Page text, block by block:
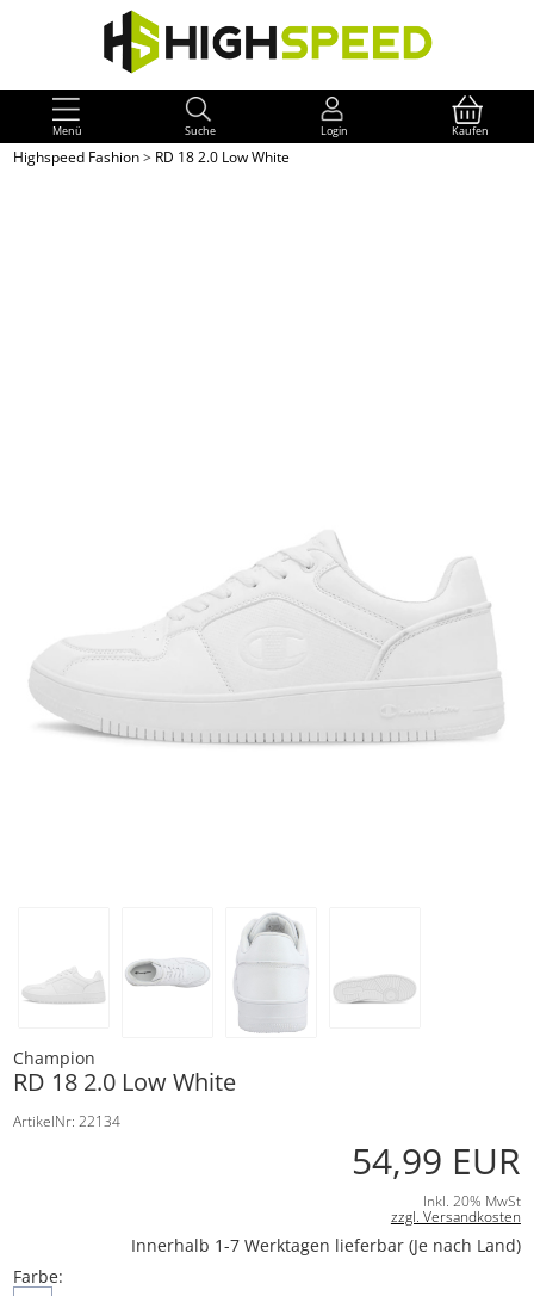
Menü Suche Login Kaufen
Highspeed Fashion> RD 18 2.0 Low White
Champion
RD 18 2.0 Low White
ArtikelNr: 22134
54,99 EUR
Inkl. 20% MwSt
zzgl. Versandkosten
Innerhalb 1-7 Werktagen lieferbar (Je nach Land)
Farbe: